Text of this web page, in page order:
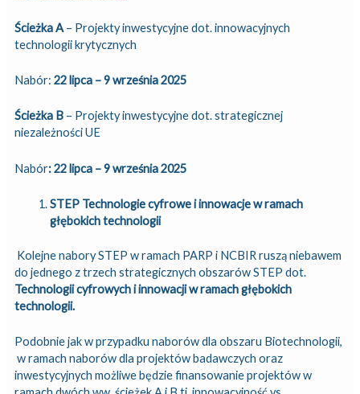
Ścieżka A– Projekty inwestycyjne dot. innowacyjnych
technologii krytycznych
Nabór: 22 lipca – 9 września 2025
Ścieżka B– Projekty inwestycyjne dot. strategicznej
niezależności UE
Nabór: 22 lipca – 9 września 2025
STEP Technologie cyfrowe i innowacje w ramach
głębokich technologii
Kolejne nabory STEP w ramach PARP i NCBIR ruszą niebawem
do jednego z trzech strategicznych obszarów STEP dot.
Technologii cyfrowych i innowacji w ramach głębokich
technologii.
Podobnie jak w przypadku naborów dla obszaru Biotechnologii,
w ramach naborów dla projektów badawczych oraz
inwestycyjnych możliwe będzie finansowanie projektów w